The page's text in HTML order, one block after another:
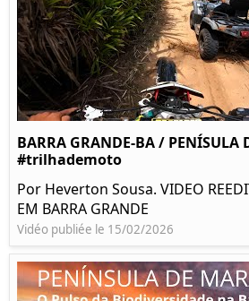
BARRA GRANDE-BA / PENÍSULA
#trilhademoto
Por Heverton Sousa. VIDEO
EM BARRA GRANDE
Vidéo publiée le 15/02/2026